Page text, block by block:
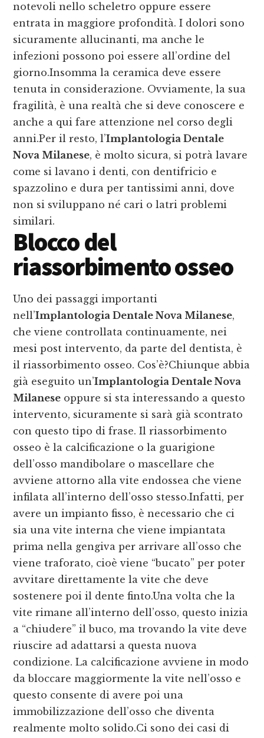
notevoli nello scheletro oppure essere
entrata in maggiore profondità. I dolori sono
sicuramente allucinanti, ma anche le
infezioni possono poi essere all’ordine del
giorno.Insomma la ceramica deve essere
tenuta in considerazione. Ovviamente, la sua
fragilità, è una realtà che si deve conoscere e
anche a qui fare attenzione nel corso degli
anni.Per il resto, l’Implantologia Dentale
Nova Milanese, è molto sicura, si potrà lavare
come si lavano i denti, con dentifricio e
spazzolino e dura per tantissimi anni, dove
non si sviluppano né cari o latri problemi
similari.
Blocco del
riassorbimento osseo
Uno dei passaggi importanti
nell’Implantologia Dentale Nova Milanese,
che viene controllata continuamente, nei
mesi post intervento, da parte del dentista, è
il riassorbimento osseo. Cos’è?Chiunque abbia
già eseguito un’Implantologia Dentale Nova
Milanese oppure si sta interessando a questo
intervento, sicuramente si sarà già scontrato
con questo tipo di frase. Il riassorbimento
osseo è la calcificazione o la guarigione
dell’osso mandibolare o mascellare che
avviene attorno alla vite endossea che viene
infilata all’interno dell’osso stesso.Infatti, per
avere un impianto fisso, è necessario che ci
sia una vite interna che viene impiantata
prima nella gengiva per arrivare all’osso che
viene traforato, cioè viene “bucato” per poter
avvitare direttamente la vite che deve
sostenere poi il dente finto.Una volta che la
vite rimane all’interno dell’osso, questo inizia
a “chiudere” il buco, ma trovando la vite deve
riuscire ad adattarsi a questa nuova
condizione. La calcificazione avviene in modo
da bloccare maggiormente la vite nell’osso e
questo consente di avere poi una
immobilizzazione dell’osso che diventa
realmente molto solido.Ci sono dei casi di